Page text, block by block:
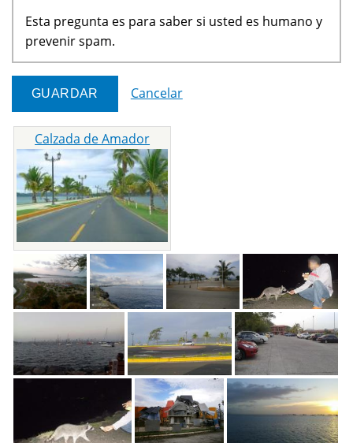
Esta pregunta es para saber si usted es humano y
prevenir spam.
Cancelar
Calzada de Amador